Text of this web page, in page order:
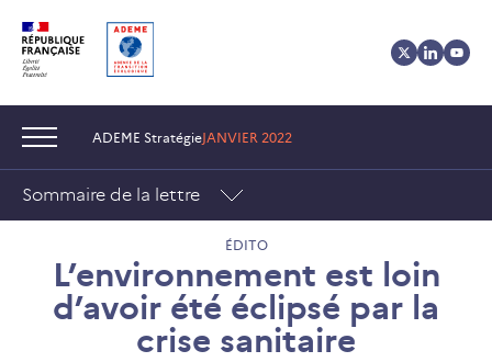
au
contenu
au
menu
des
cookies
Navigation :ADEME StratégieJANVIER 2022
Sommaire de la lettre
ÉDITO
L’environnement est loin
d’avoir été éclipsé par la
crise sanitaire